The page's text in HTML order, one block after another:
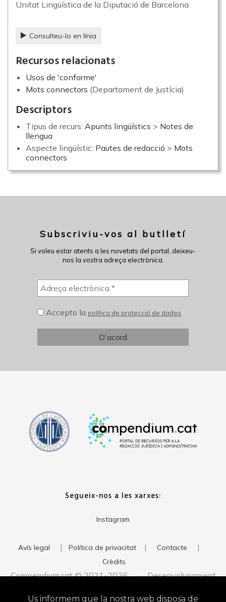
Unitat Lingüística de la Diputació de Barcelona
Consulteu-lo en línia
Recursos relacionats
Usos de 'conforme'
Mots connectors (Departament de Justícia)
Descriptors
Tipus de recurs: Apunts lingüístics > Notes de
llengua
Aspecte lingüístic: Pautes de redacció > Mots
connectors
Subscriviu-vos al butlletí
Si voleu estar atents a les novetats del portal, deixeu-
nos la vostra adreça electrònica.
Accepto la política de protecció de dades.
Segueix-nos a les xarxes:
Instagram
Avís legal | Política de privacitat | Contacte |
Crèdits
Compendium.cat © 2021-2026 · Desenvolupament
Us informem que la nostra web disposa de